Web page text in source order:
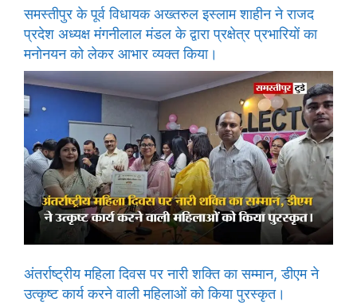
समस्तीपुर के पूर्व विधायक अख्तरुल इस्लाम शाहीन ने राजद
प्रदेश अध्यक्ष मंगनीलाल मंडल के द्वारा प्रक्षेत्र प्रभारियों का
मनोनयन को लेकर आभार व्यक्त किया।
अंतर्राष्ट्रीय महिला दिवस पर नारी शक्ति का सम्मान, डीएम ने
उत्कृष्ट कार्य करने वाली महिलाओं को किया पुरस्कृत।